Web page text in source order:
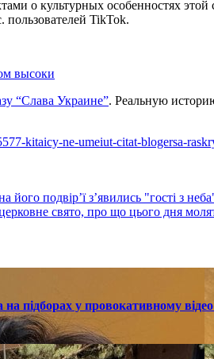
о культурных особенностях
пользователей TikTok.
высоки
“Слава Украине”. Реальную
kitaicy-ne-umeiut-citat-blogersa-
подвір’ї з’явились "гості з
свято, про що цього дня
підборах у провокативному